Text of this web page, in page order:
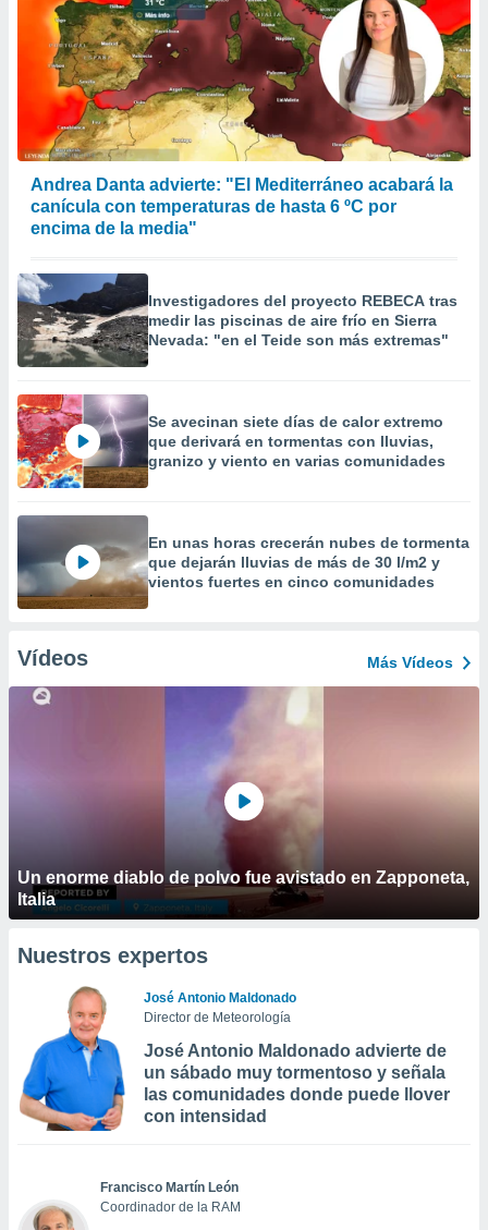
Andrea Danta advierte: "El Mediterráneo acabará la
canícula con temperaturas de hasta 6 ºC por
encima de la media"
Investigadores del proyecto REBECA tras
medir las piscinas de aire frío en Sierra
Nevada: "en el Teide son más extremas"
Se avecinan siete días de calor extremo
que derivará en tormentas con lluvias,
granizo y viento en varias comunidades
En unas horas crecerán nubes de tormenta
que dejarán lluvias de más de 30 l/m2 y
vientos fuertes en cinco comunidades
Vídeos Más Vídeos
Un enorme diablo de polvo fue avistado en Zapponeta,
Italia
Nuestros expertos
José Antonio Maldonado
Director de Meteorología
José Antonio Maldonado advierte de
un sábado muy tormentoso y señala
las comunidades donde puede llover
con intensidad
Francisco Martín León
Coordinador de la RAM